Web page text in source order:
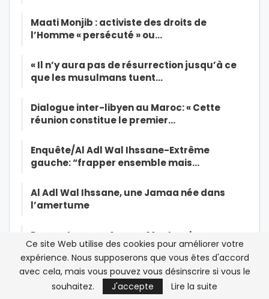
Maati Monjib : activiste des droits de
l’Homme « persécuté » ou…
« Il n’y aura pas de résurrection jusqu’à ce
que les musulmans tuent…
Dialogue inter-libyen au Maroc: « Cette
réunion constitue le premier…
Enquête/Al Adl Wal Ihssane-Extrême
gauche: “frapper ensemble mais…
Al Adl Wal Ihssane, une Jamaa née dans
l’amertume
Rencontre avec Anouar Moatassim,
réalisateur du film de super-héros…
Affaire Radi: la diaspora marocaine de
France dénonce toute…
Ce site Web utilise des cookies pour améliorer votre
expérience. Nous supposerons que vous êtes d'accord
avec cela, mais vous pouvez vous désinscrire si vous le
souhaitez.
J'accepte Lire la suite